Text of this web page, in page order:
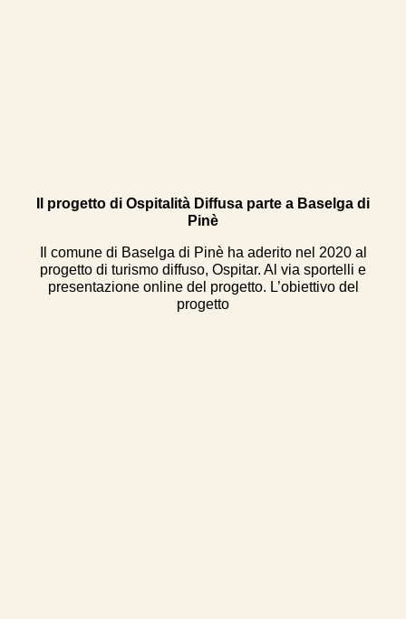
Il progetto di Ospitalità Diffusa parte a Baselga di
Pinè
Il comune di Baselga di Pinè ha aderito nel 2020 al
progetto di turismo diffuso, Ospitar. Al via sportelli e
presentazione online del progetto. L’obiettivo del
progetto